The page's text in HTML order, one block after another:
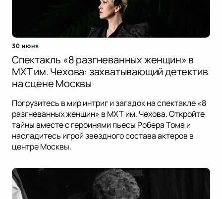
30 июня
Спектакль «8 разгневанных женщин» в
МХТ им. Чехова: захватывающий детектив
на сцене Москвы
Погрузитесь в мир интриг и загадок на спектакле «8
разгневанных женщин» в МХТ им. Чехова. Откройте
тайны вместе с героинями пьесы Робера Тома и
насладитесь игрой звездного состава актеров в
центре Москвы.